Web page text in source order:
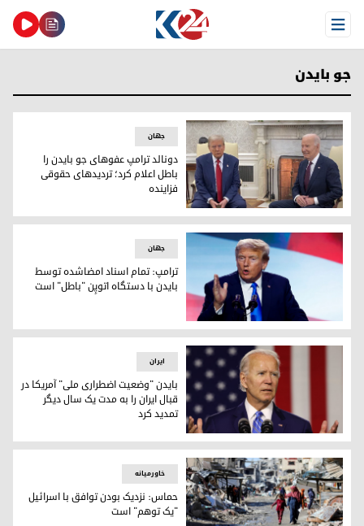
Open Menu
جو بایدن
جو بایدن و دونالد ترامپ روسای جمهور سابق و کنونی آمریکا
جهان
دونالد ترامپ عفوهای جو بایدن را
باطل اعلام کرد؛ تردیدهای حقوقی
فزاینده
دونالد ترامپ رئیس جمهور آمریکا
جهان
ترامپ: تمام اسناد امضاشده توسط
بایدن با دستگاه اتوپِن "باطل" است
جو بایدن، رئیس جمهوری آمریکا
ایران
بایدن "وضعیت اضطراری ملی" آمریکا در
قبال ایران را به مدت یک‌ سال دیگر
تمدید کرد
خاورمیانه
حماس: نزدیک بودن توافق با اسرائیل
"یک توهم" است